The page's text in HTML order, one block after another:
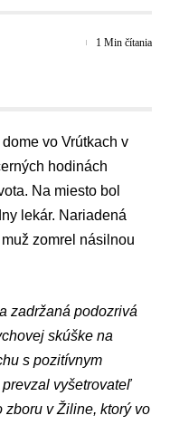
1 Min čítania
vo Vrútkach v
hodinách
Na miesto bol
lekár. Nariadená
zomrel násilnou
zadržaná podozrivá
skúške na
s pozitívnym
vyšetrovateľ
v Žiline, ktorý vo